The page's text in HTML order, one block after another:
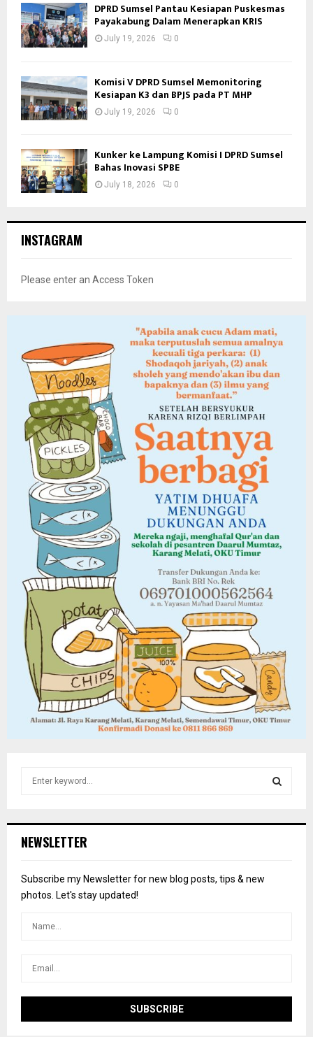
DPRD Sumsel Pantau Kesiapan Puskesmas
Payakabung Dalam Menerapkan KRIS
July 19, 2026 0
Komisi V DPRD Sumsel Memonitoring
Kesiapan K3 dan BPJS pada PT MHP
July 19, 2026 0
Kunker ke Lampung Komisi I DPRD Sumsel
Bahas Inovasi SPBE
July 18, 2026 0
INSTAGRAM
Please enter an Access Token
h
o
r
NEWSLETTER
Subscribe my Newsletter for new blog posts, tips & new
photos. Let's stay updated!